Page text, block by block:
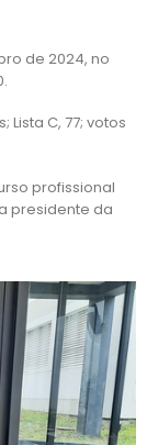
de 2024, no
Lista C, 77; votos
profissional
presidente da